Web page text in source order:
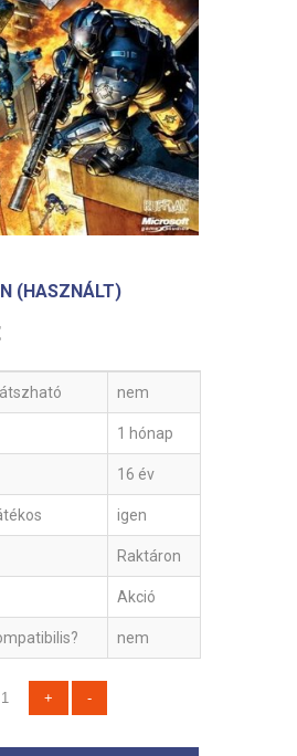
(HASZNÁLT)
nem
1 hónap
16 év
igen
Raktáron
Akció
nem